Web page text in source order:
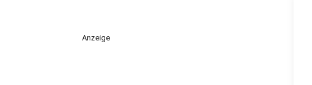
Anzeige